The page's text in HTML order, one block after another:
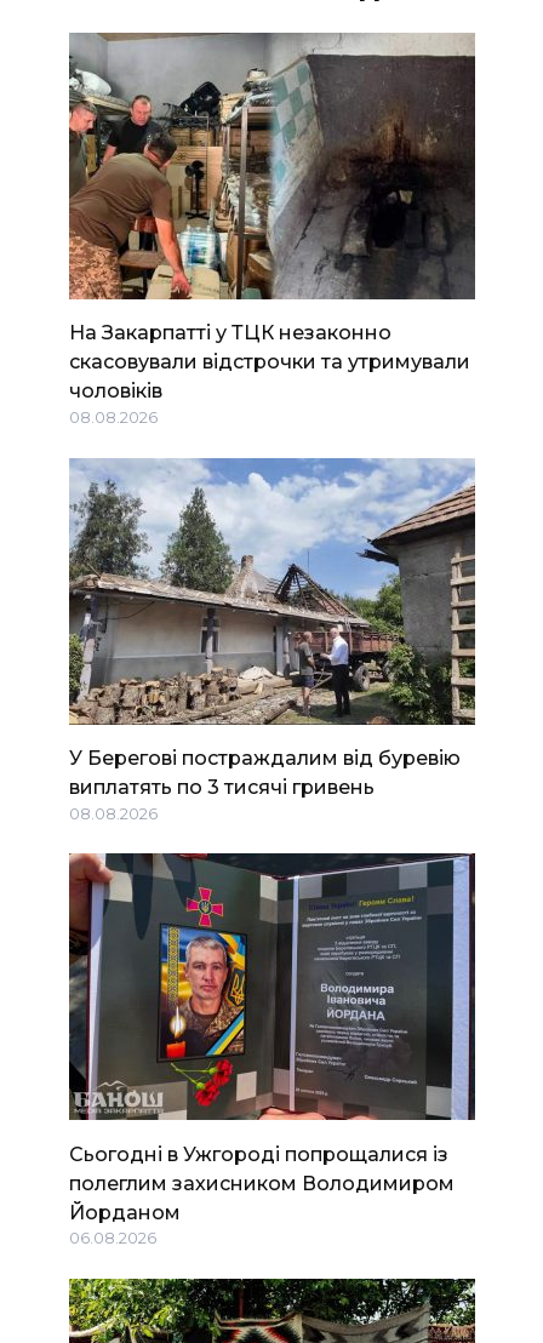
На Закарпатті у ТЦК незаконно
скасовували відстрочки та утримували
чоловіків
08.08.2026
У Берегові постраждалим від буревію
виплатять по 3 тисячі гривень
08.08.2026
Сьогодні в Ужгороді попрощалися із
полеглим захисником Володимиром
Йорданом
06.08.2026